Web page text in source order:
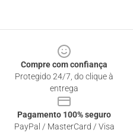
Compre com confiança
Protegido 24/7, do clique à
entrega
Pagamento 100% seguro
PayPal / MasterCard / Visa